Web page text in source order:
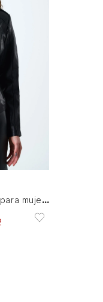
Chaqueta Rider de cuero para mujer fit Slim